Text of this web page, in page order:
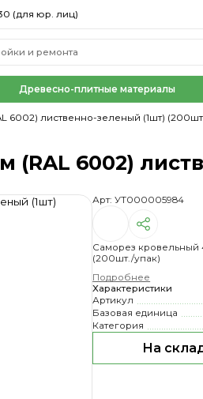
(для юр. лиц)
Древесно-плитные материалы
6002) лиственно-зеленый (1шт)
6002)
Арт: УТ000005984
Саморез кровельный
(200шт./упак)
Подробнее
Характеристики
Артикул
Базовая единица
Категория
На